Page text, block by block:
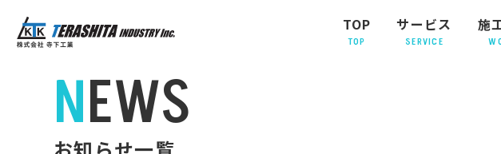
TOP
TOP
サービス
SERVICE
施
NEWS